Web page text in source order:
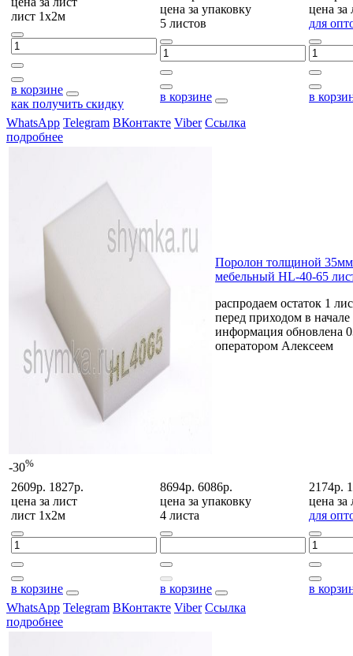
лист 1х2м
в корзине
как получить скидку
цена за упаковку
5 листов
в корзине
цена за
для
в
WhatsApp Telegram ВКонтакте Viber Ссылка
подробнее
-30%
Поролон толщиной 35мм
мебельный HL-40-65
распродаем остаток 1
перед приходом в начале
информация обновлена
оператором Алексеем
2609р. 1827р.
цена за лист
лист 1х2м
в корзине
8694р. 6086р.
цена за упаковку
4 листа
в корзине
2174р.
цена за
для
в
WhatsApp Telegram ВКонтакте Viber Ссылка
подробнее